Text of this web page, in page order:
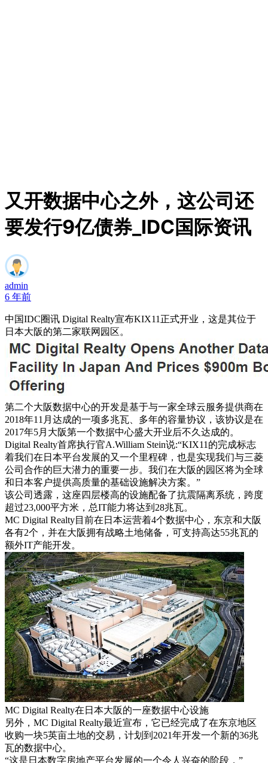
又开数据中心之外，这公司还
要发行9亿债券_IDC国际资讯
admin
6 年前
中国IDC圈讯 Digital Realty宣布KIX11正式开业，这是其位于
日本大阪的第二家联网园区。
第二个大阪数据中心的开发是基于与一家全球云服务提供商在
2018年11月达成的一项多兆瓦、多年的容量协议，该协议是在
2017年5月大阪第一个数据中心盛大开业后不久达成的。
Digital Realty首席执行官A.William Stein说:“KIX11的完成标志
着我们在日本平台发展的又一个里程碑，也是实现我们与三菱
公司合作的巨大潜力的重要一步。我们在大阪的园区将为全球
和日本客户提供高质量的基础设施解决方案。”
该公司透露，这座四层楼高的设施配备了抗震隔离系统，跨度
超过23,000平方米，总IT能力将达到28兆瓦。
MC Digital Realty目前在日本运营着4个数据中心，东京和大阪
各有2个，并在大阪拥有战略土地储备，可支持高达55兆瓦的
额外IT产能开发。
MC Digital Realty在日本大阪的一座数据中心设施
另外，MC Digital Realty最近宣布，它已经完成了在东京地区
收购一块5英亩土地的交易，计划到2021年开发一个新的36兆
瓦的数据中心。
“这是日本数字房地产平台发展的一个令人兴奋的阶段，”